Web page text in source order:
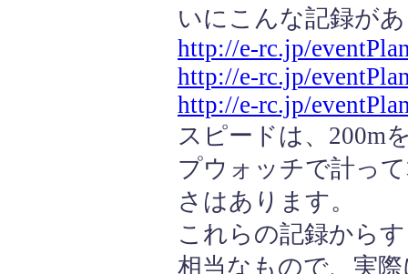
いにこんな記録が
http://e-rc.jp/
http://e-rc.jp/
http://e-rc.jp/
スピードは、200m
プウォッチで計っ
さはあります。
これらの記録から
相当なもので、実